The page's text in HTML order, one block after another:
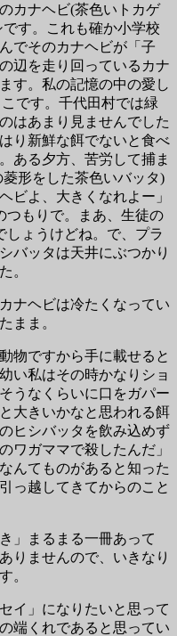
カナヘビ(茶色いトカゲ
す。これも確か小学校
でそのカナヘビが「子
辺を走り回っているカナ
す。私の記憶の中の愛し
です。千代田村では緑
はあまり見ませんでした
り新鮮な餌でないと食べ
ある夕方、苦労して捕ま
形をした茶色いバッタ)
ビよ、大きくなれよー」
つもりで。まあ、生徒の
しょうけどね。で、プラ
バッタは天井にぶつかり
。
ナヘビは冷たくなってい
まま。
物ですから手に載せると
い私はその時かなりショ
うなくらいに口をガパー
大きいかなと思われる餌
ヒシバッタを飲み込めず
ワガママで殺したんだ」
んてものがあると知った
っ越してきてからのこと
」まるまる一冊あって
りませんので、いきなり
。
イ」になりたいと思って
端くれであると思ってい